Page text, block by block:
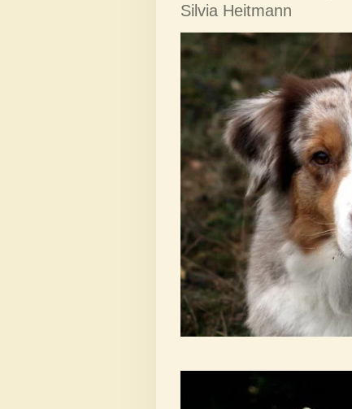
Silvia Heitmann